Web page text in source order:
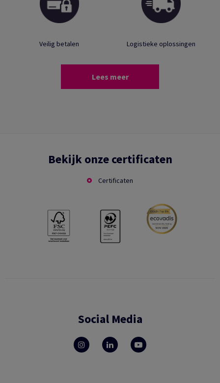
Veilig betalen Logistieke oplossingen
Lees meer
Bekijk onze certificaten
Certificaten
Social Media